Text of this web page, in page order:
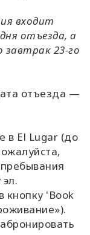
входит
отъезда, а
23-го
отъезда —
в El Lugar (до
кнопку 'Book